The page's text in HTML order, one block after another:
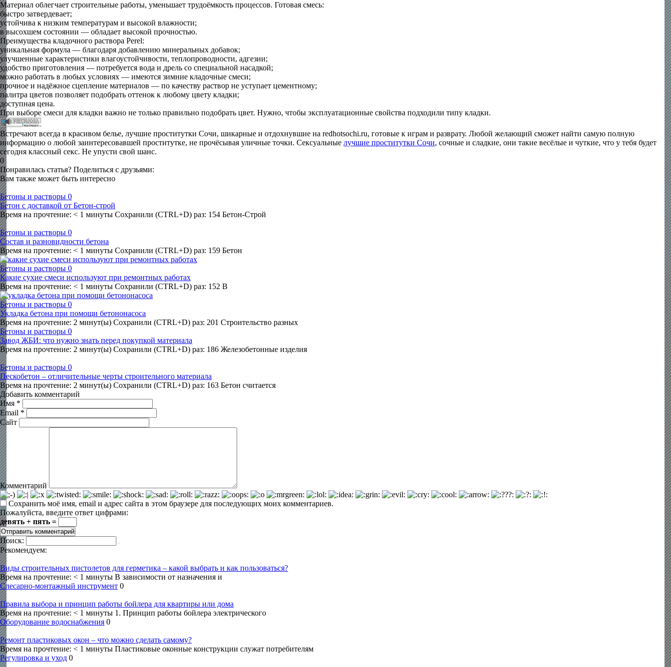
Материал облегчает строительные работы, уменьшает трудоёмкость процессов. Готовая смесь:
быстро затвердевает;
устойчива к низким температурам и высокой влажности;
в высохшем состоянии — обладает высокой прочностью.
Преимущества кладочного раствора Perel:
уникальная формула — благодаря добавлению минеральных добавок;
улучшенные характеристики влагоустойчивости, теплопроводности, адгезии;
удобство приготовления — потребуется вода и дрель со специальной насадкой;
можно работать в любых условиях — имеются зимние кладочные смеси;
прочное и надёжное сцепление материалов — по качеству раствор не уступает цементному;
палитра цветов позволяет подобрать оттенок к любому цвету кладки;
доступная цена.
При выборе смеси для кладки важно не только правильно подобрать цвет. Нужно, чтобы эксплуатационные свойства подходили типу кладки.
Встречают всегда в красивом белье, лучшие проститутки Сочи, шикарные и отдохнувшие на redhotsochi.ru, готовые к играм и разврату. Любой желающий сможет найти самую полную
информацию о любой заинтересовавшей проститутке, не прочёсывая уличные точки. Сексуальные лучшие проститутки Сочи, сочные и сладкие, они такие весёлые и чуткие, что у тебя будет
сегодня классный секс. Не упусти свой шанс.
0
Понравилась статья? Поделиться с друзьями:
Вам также может быть интересно
Бетоны и растворы 0
Бетон с доставкой от Бетон-строй
Время на прочтение: < 1 минуты Сохранили (CTRL+D) раз: 154 Бетон-Строй
Бетоны и растворы 0
Состав и разновидности бетона
Время на прочтение: < 1 минуты Сохранили (CTRL+D) раз: 159 Бетон
Бетоны и растворы 0
Какие сухие смеси используют при ремонтных работах
Время на прочтение: < 1 минуты Сохранили (CTRL+D) раз: 152 В
Бетоны и растворы 0
Укладка бетона при помощи бетононасоса
Время на прочтение: 2 минут(ы) Сохранили (CTRL+D) раз: 201 Строительство разных
Бетоны и растворы 0
Завод ЖБИ: что нужно знать перед покупкой материала
Время на прочтение: 2 минут(ы) Сохранили (CTRL+D) раз: 186 Железобетонные изделия
Бетоны и растворы 0
Пескобетон – отличительные черты строительного материала
Время на прочтение: 2 минут(ы) Сохранили (CTRL+D) раз: 163 Бетон считается
Добавить комментарий
Имя *
Email *
Сайт
Комментарий
Сохранить моё имя, email и адрес сайта в этом браузере для последующих моих комментариев.
Пожалуйста, введите ответ цифрами:
девять + пять =
Поиск:
Рекомендуем:
Виды строительных пистолетов для герметика – какой выбрать и как пользоваться?
Время на прочтение: < 1 минуты В зависимости от назначения и
Слесарно-монтажный инструмент 0
Правила выбора и принцип работы бойлера для квартиры или дома
Время на прочтение: < 1 минуты 1. Принцип работы бойлера электрического
Оборудование водоснабжения 0
Ремонт пластиковых окон – что можно сделать самому?
Время на прочтение: < 1 минуты Пластиковые оконные конструкции служат потребителям
Регулировка и уход 0